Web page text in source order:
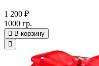
1 200 ₽
1000 гр.
В корзину